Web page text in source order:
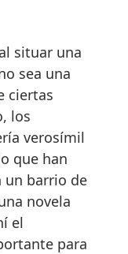
situar una
sea una
ciertas
los
verosímil
que han
un barrio de
novela
el
para